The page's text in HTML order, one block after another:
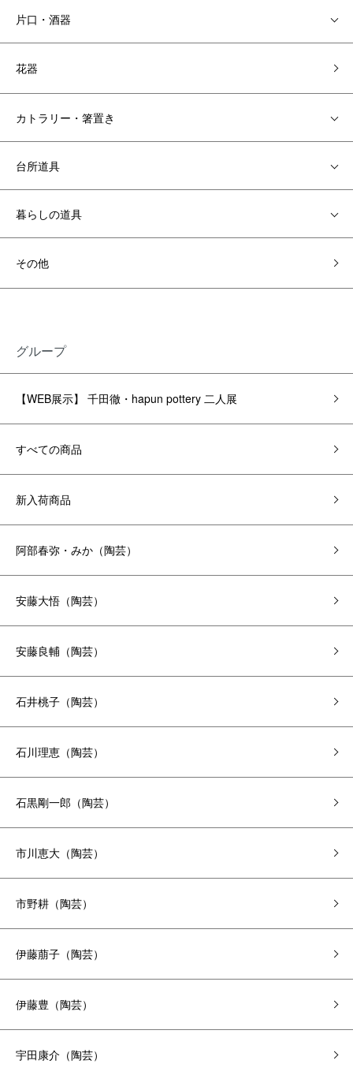
片口・酒器
花器
カトラリー・箸置き
台所道具
暮らしの道具
その他
グループ
【WEB展示】 千田徹・hapun pottery 二人展
すべての商品
新入荷商品
阿部春弥・みか（陶芸）
安藤大悟（陶芸）
安藤良輔（陶芸）
石井桃子（陶芸）
石川理恵（陶芸）
石黒剛一郎（陶芸）
市川恵大（陶芸）
市野耕（陶芸）
伊藤萠子（陶芸）
伊藤豊（陶芸）
宇田康介（陶芸）